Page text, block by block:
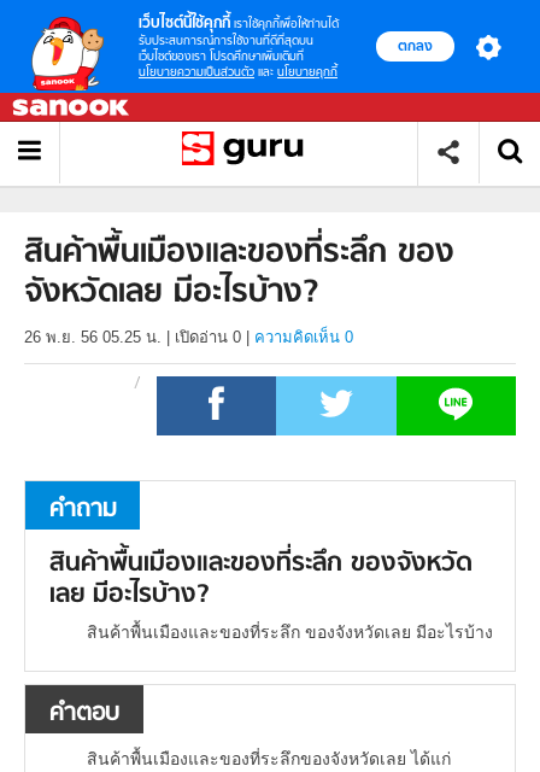
เว็บไซต์นี้ใช้คุกกี้ เราใช้คุกกี้เพื่อให้ท่านได้
รับประสบการณ์การใช้งานที่ดีที่สุดบน
เว็บไซต์ของเรา โปรดศึกษาเพิ่มเติมที่
นโยบายความเป็นส่วนตัว และ นโยบายคุกกี้
ตกลง
สินค้าพื้นเมืองและของที่ระลึก ของ
จังหวัดเลย มีอะไรบ้าง?
26 พ.ย. 56 05.25 น. เปิดอ่าน 0 ความคิดเห็น 0
คำถาม
สินค้าพื้นเมืองและของที่ระลึก ของจังหวัด
เลย มีอะไรบ้าง?
สินค้าพื้นเมืองและของที่ระลึก ของจังหวัดเลย มีอะไรบ้าง
คำตอบ
สินค้าพื้นเมืองและของที่ระลึกของจังหวัดเลย ได้แก่